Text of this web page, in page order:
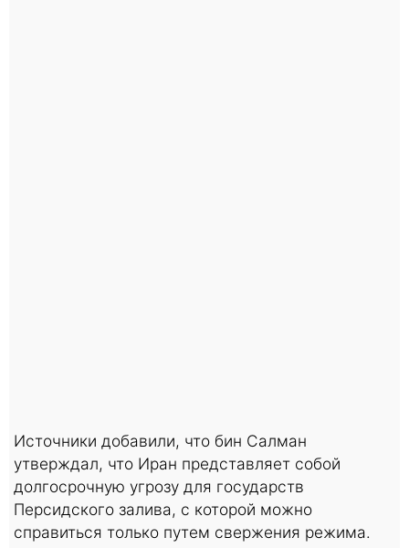
Источники добавили, что бин Салман
утверждал, что Иран представляет собой
долгосрочную угрозу для государств
Персидского залива, с которой можно
справиться только путем свержения режима.